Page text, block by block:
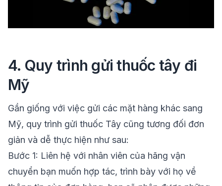
4. Quy trình gửi thuốc tây đi
Mỹ
Gần giống với việc gửi các mặt hàng khác sang
Mỹ, quy trình gửi thuốc Tây cũng tương đối đơn
giản và dễ thực hiện như sau:
Bước 1: Liên hệ với nhân viên của hãng vận
chuyển bạn muốn hợp tác, trình bày với họ về